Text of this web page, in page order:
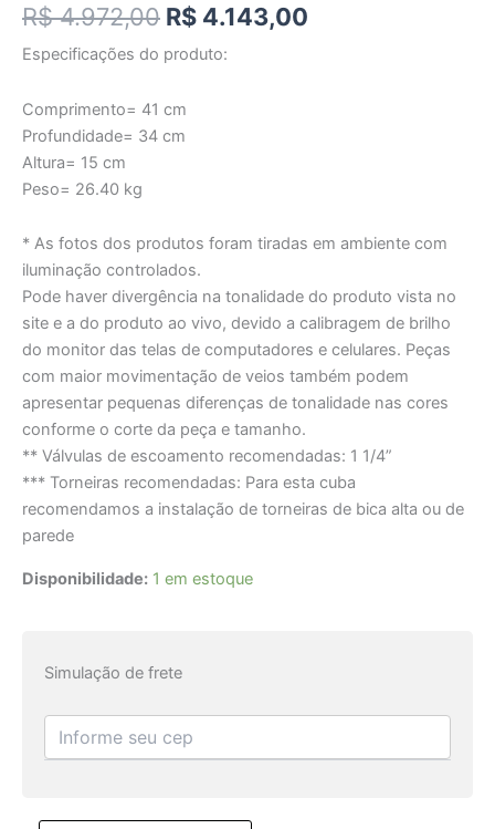
R$4.972,00 R$ 4.143,00
Especificações do produto:
Comprimento= 41 cm
Profundidade= 34 cm
Altura= 15 cm
Peso= 26.40 kg
* As fotos dos produtos foram tiradas em ambiente com
iluminação controlados.
Pode haver divergência na tonalidade do produto vista no
site e a do produto ao vivo, devido a calibragem de brilho
do monitor das telas de computadores e celulares. Peças
com maior movimentação de veios também podem
apresentar pequenas diferenças de tonalidade nas cores
conforme o corte da peça e tamanho.
** Válvulas de escoamento recomendadas: 1 1/4”
*** Torneiras recomendadas: Para esta cuba
recomendamos a instalação de torneiras de bica alta ou de
parede
Disponibilidade: 1 em estoque
Simulação de frete